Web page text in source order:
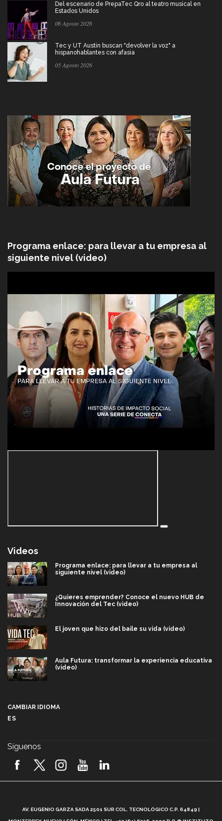
Del escenario de PrepaTec Qro al teatro musical en
Estados Unidos
06 Agosto 2026
Tec y UT Austin buscan "devolver la voz" a
hispanohablantes con afasia
05 Agosto 2026
Programa enlace: para llevar a tu empresa al
siguiente nivel (video)
Videos
Programa enlace: para llevar a tu empresa al
siguiente nivel (video)
¿Quieres emprender? Conoce el nuevo HUB de
Innovación del Tec (video)
El joven que hizo del baile su vida (video)
Aula Futura: transformar la experiencia educativa
(video)
2026! (video)
¿Cómo es el Modelo Educativo Tec? (video)
CAMBIAR IDIOMA
ES
Síguenos
AV. EUGENIO GARZA SADA 2501 SUR COL. TECNOLÓGICO C.P. 64849 |